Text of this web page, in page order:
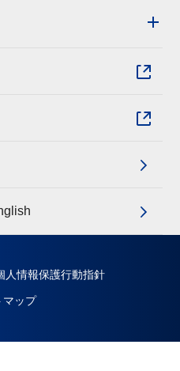
人情報保護行動指針
マップ